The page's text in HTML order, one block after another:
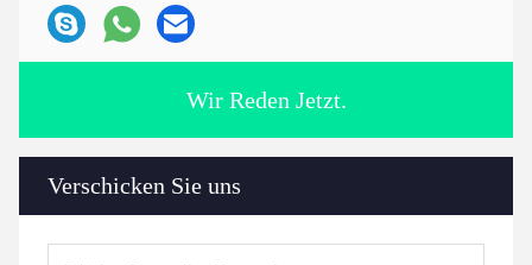
Wir Reden Jetzt.
Verschicken Sie uns